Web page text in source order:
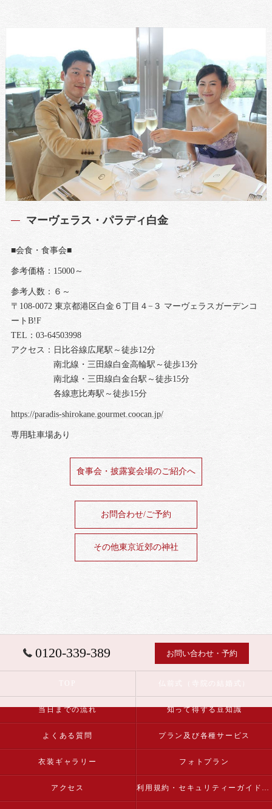
マーヴェラス・パラディ白金
■会食・食事会■
参考価格：15000～
参考人数：６～
〒108-0072 東京都港区白金６丁目４−３ マーヴェラスガーデンコ
ートB!F
TEL：03-64503998
アクセス：日比谷線広尾駅～徒歩12分
南北線・三田線白金高輪駅～徒歩13分
南北線・三田線白金台駅～徒歩15分
各線恵比寿駅～徒歩15分
https://paradis-shirokane.gourmet.coocan.jp/
専用駐車場あり
食事会・披露宴会場のご紹介へ
お問合わせ/ご予約
その他東京近郊の神社
0120-339-389 お問い合わせ・予約
当日までの流れ 知って得する豆知識
よくある質問 プラン及び各種サービス
衣装ギャラリー フォトプラン
アクセス 利用規約・セキュリティーガイドライン